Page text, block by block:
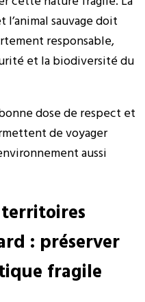
sauvage doit
responsable,
et la biodiversité du
dose de respect et
de voyager
aussi
: préserver
fragile